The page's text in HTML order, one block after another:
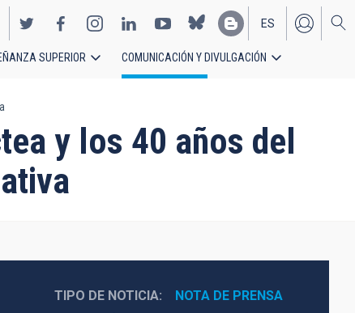
EN
ES
SUPERIOR COMUNICACIÓN Y DIVULGACIÓN
y los 40 años del
TIPO DE NOTICIA
NOTA DE PRENSA